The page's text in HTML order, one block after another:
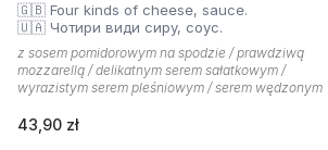
🇬🇧 Four kinds of cheese, sauce.
🇺🇦 Чотири види сиру, соус.
z sosem pomidorowym na spodzie / prawdziwą
mozzarellą / delikatnym serem sałatkowym /
wyrazistym serem pleśniowym / serem wędzonym
43,90 zł